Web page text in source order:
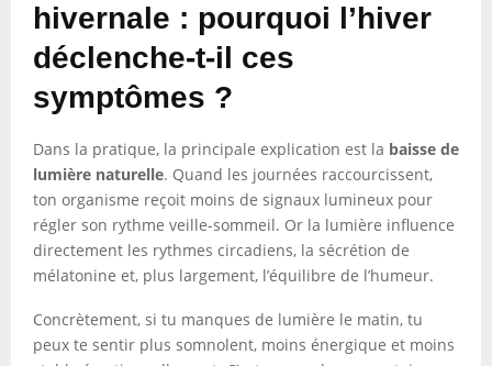
hivernale : pourquoi l’hiver
déclenche-t-il ces
symptômes ?
Dans la pratique, la principale explication est la baisse de
lumière naturelle. Quand les journées raccourcissent,
ton organisme reçoit moins de signaux lumineux pour
régler son rythme veille-sommeil. Or la lumière influence
directement les rythmes circadiens, la sécrétion de
mélatonine et, plus largement, l’équilibre de l’humeur.
Concrètement, si tu manques de lumière le matin, tu
peux te sentir plus somnolent, moins énergique et moins